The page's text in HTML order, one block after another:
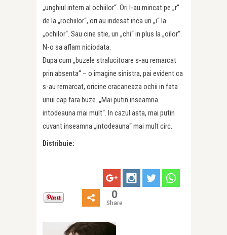
„unghiul intern al ochiilor“. Ori l-au mincat pe „r“
de la „rochiilor“, ori au indesat inca un „i“ la
„ochilor“. Sau cine stie, un „chi“ in plus la „oilor“.
N-o sa aflam niciodata.
Dupa cum „buzele stralucitoare s-au remarcat
prin absenta“ – o imagine sinistra, pai evident ca
s-au remarcat, oricine cracaneaza ochii in fata
unui cap fara buze. „Mai putin inseamna
intodeauna mai mult“. In cazul asta, mai putin
cuvant inseamna „intodeauna“ mai mult circ.
Distribuie:
0
Share